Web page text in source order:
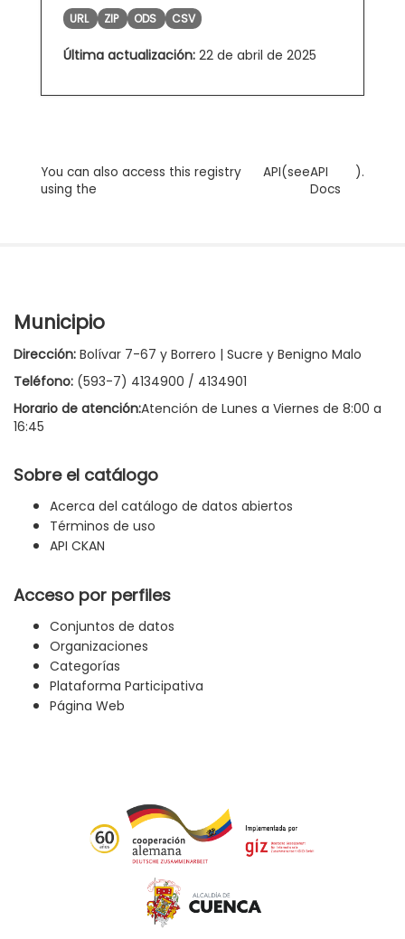
URL ZIP ODS CSV
Última actualización: 22 de abril de 2025
You can also access this registry
using the
API(seeAPI
Docs
).
Municipio
Dirección: Bolívar 7-67 y Borrero | Sucre y Benigno Malo
Teléfono: (593-7) 4134900 / 4134901
Horario de atención:Atención de Lunes a Viernes de 8:00 a
16:45
Sobre el catálogo
Acerca del catálogo de datos abiertos
Términos de uso
API CKAN
Acceso por perfiles
Conjuntos de datos
Organizaciones
Categorías
Plataforma Participativa
Página Web